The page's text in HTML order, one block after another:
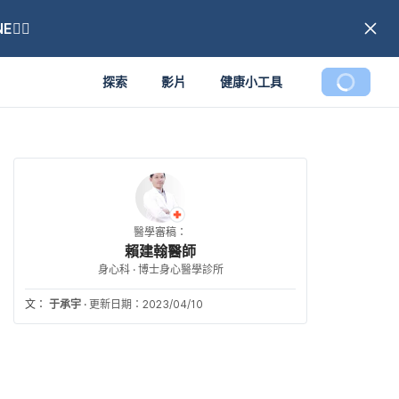
探索 影片 健康小工具
醫學審稿：
賴建翰醫師
身心科 · 博士身心醫學診所
文： 于承宇 · 更新日期：2023/04/10